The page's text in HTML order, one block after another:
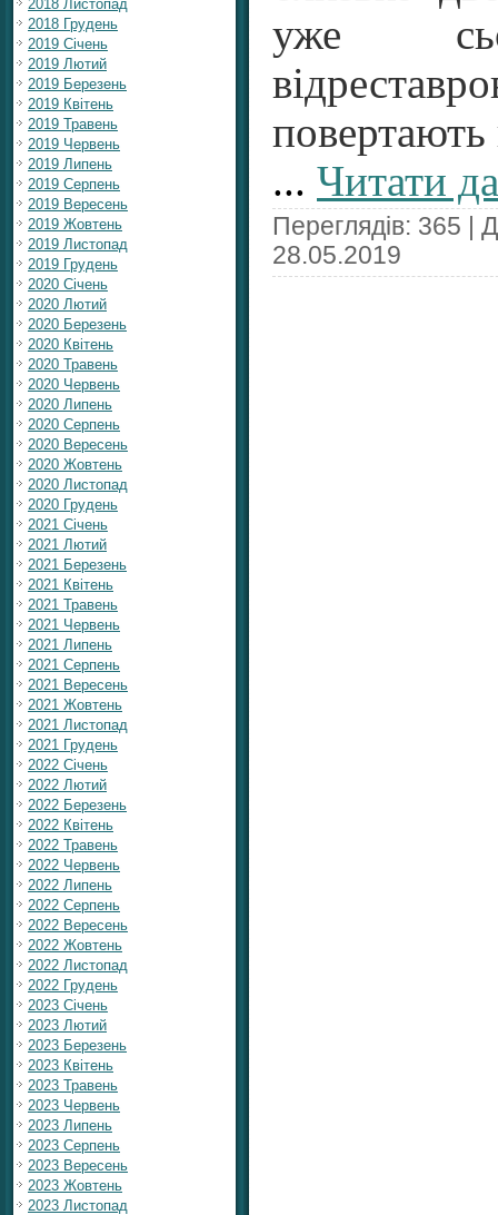
2018 Листопад
2018 Грудень
2019 Січень
2019 Лютий
2019 Березень
2019 Квітень
2019 Травень
2019 Червень
2019 Липень
2019 Серпень
2019 Вересень
2019 Жовтень
2019 Листопад
2019 Грудень
2020 Січень
2020 Лютий
2020 Березень
2020 Квітень
2020 Травень
2020 Червень
2020 Липень
2020 Серпень
2020 Вересень
2020 Жовтень
2020 Листопад
2020 Грудень
2021 Січень
2021 Лютий
2021 Березень
2021 Квітень
2021 Травень
2021 Червень
2021 Липень
2021 Серпень
2021 Вересень
2021 Жовтень
2021 Листопад
2021 Грудень
2022 Січень
2022 Лютий
2022 Березень
2022 Квітень
2022 Травень
2022 Червень
2022 Липень
2022 Серпень
2022 Вересень
2022 Жовтень
2022 Листопад
2022 Грудень
2023 Січень
2023 Лютий
2023 Березень
2023 Квітень
2023 Травень
2023 Червень
2023 Липень
2023 Серпень
2023 Вересень
2023 Жовтень
2023 Листопад
уже
повертають
... Читати
Переглядів: 365 |
28.05.2019